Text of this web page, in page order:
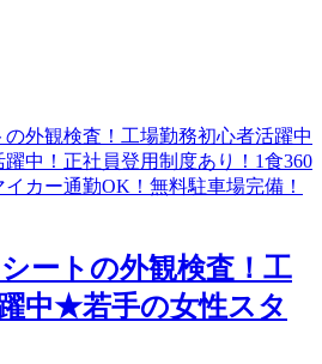
ートの外観検査！工
中★若手の女性スタ